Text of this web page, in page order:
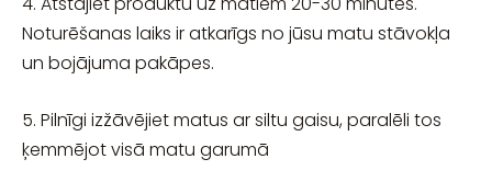
Noturēšanas laiks ir atkarīgs no jūsu matu stāvokļa
un bojājuma pakāpes.
5. Pilnīgi izžāvējiet matus ar siltu gaisu, paralēli tos
ķemmējot visā matu garumā